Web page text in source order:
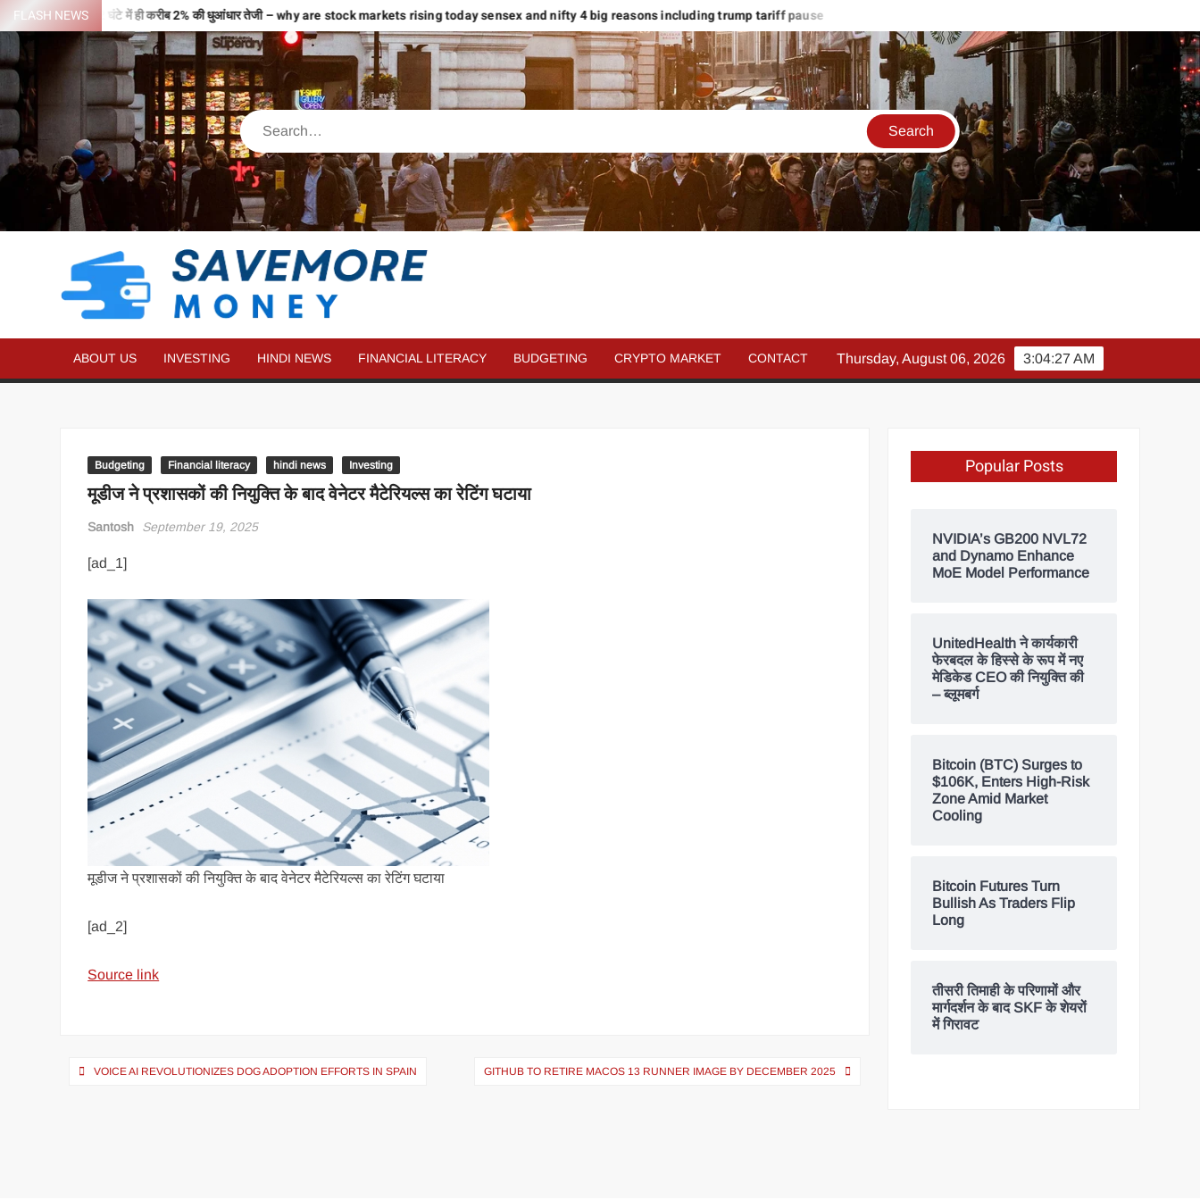
FLASH NEWS
से भरी उड़ान…2 घंटे में ही करीब 2% की धुआंधार तेजी – why are stock markets rising today sensex and nifty 4 big reasons including trump tariff pause
MORE
MONEY
RELATED
ABOUT US INVESTING HINDI NEWS FINANCIAL LITERACY BUDGETING CRYPTO MARKET CONTACT 3:04:28 AM
Thursday, August 06, 2026
Budgeting Financial literacy hindi news Investing
मूडीज ने प्रशासकों की नियुक्ति के बाद वेनेटर मैटेरियल्स का रेटिंग घटाया
Santosh September 19, 2025
[ad_1]
मूडीज ने प्रशासकों की नियुक्ति के बाद वेनेटर मैटेरियल्स का रेटिंग घटाया
[ad_2]
Source link
VOICE AI REVOLUTIONIZES DOG ADOPTION EFFORTS IN SPAIN GITHUB TO RETIRE MACOS 13 RUNNER IMAGE BY DECEMBER 2025
Popular Posts
NVIDIA’s GB200 NVL72
and Dynamo Enhance
MoE Model Performance
UnitedHealth ने कार्यकारी
फेरबदल के हिस्से के रूप में नए
मेडिकेड CEO की नियुक्ति की
– ब्लूमबर्ग
Bitcoin (BTC) Surges to
$106K, Enters High-Risk
Zone Amid Market
Cooling
Bitcoin Futures Turn
Bullish As Traders Flip
Long
तीसरी तिमाही के परिणामों और
मार्गदर्शन के बाद SKF के शेयरों
में गिरावट